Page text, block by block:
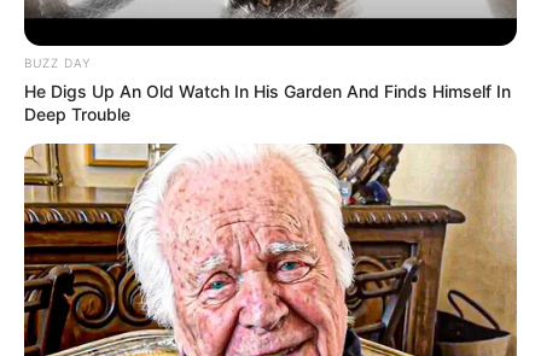
BUZZ DAY
He Digs Up An Old Watch In His Garden And Finds Himself In
Deep Trouble